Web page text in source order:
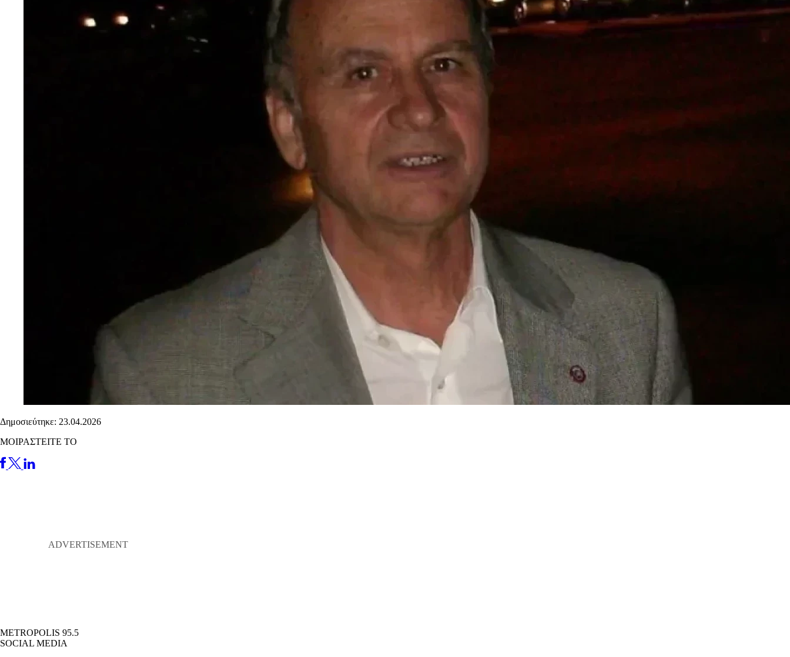
Δημοσιεύτηκε: 23.04.2026
ΜΟΙΡΑΣΤΕΙΤΕ ΤΟ
METROPOLIS 95.5
SOCIAL MEDIA